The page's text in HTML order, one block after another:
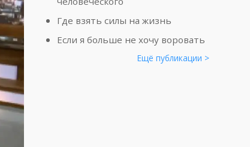
Где взять силы на жизнь
Если я больше не хочу воровать
Ещё публикации >